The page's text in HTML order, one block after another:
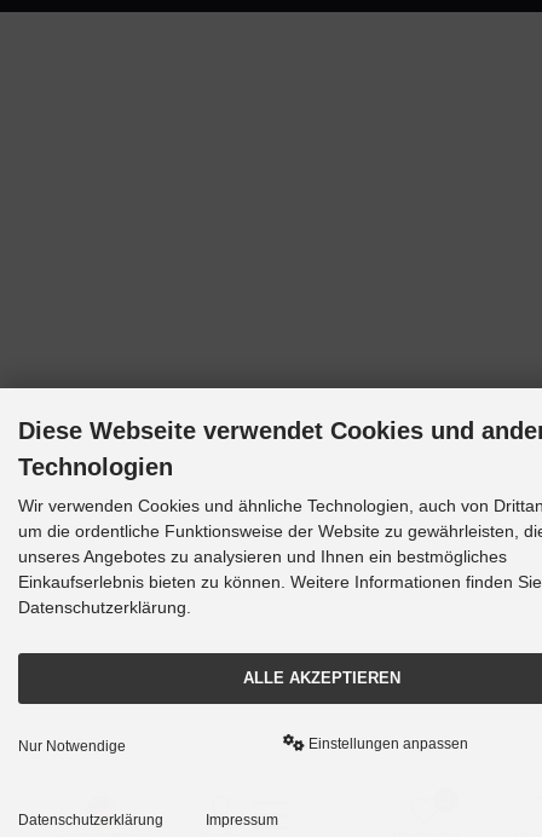
Diese Webseite verwendet Cookies und
Technologien
Wir verwenden Cookies und ähnliche Technologien, auch von
um die ordentliche Funktionsweise der Website zu gewährleisten,
unseres Angebotes zu analysieren und Ihnen ein bestmögliches
Einkaufserlebnis bieten zu können. Weitere Informationen finden
Datenschutzerklärung.
ALLE AKZEPTIEREN
Nur Notwendige Einstellungen anpassen
Datenschutzerklärung Impressum